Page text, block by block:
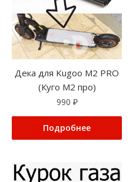
Дека для Kugoo M2 PRO
(Куго М2 про)
990 ₽
Подробнее